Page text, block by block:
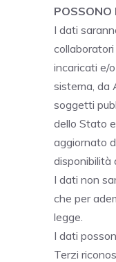
POSSONO
I dati
incaricati e/
sistema, da
soggetti
dello Stato
aggiornato
disponibilità
I dati non
che per
legge.
I dati
Terzi